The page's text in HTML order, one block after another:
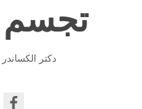
تجسم
دکتر